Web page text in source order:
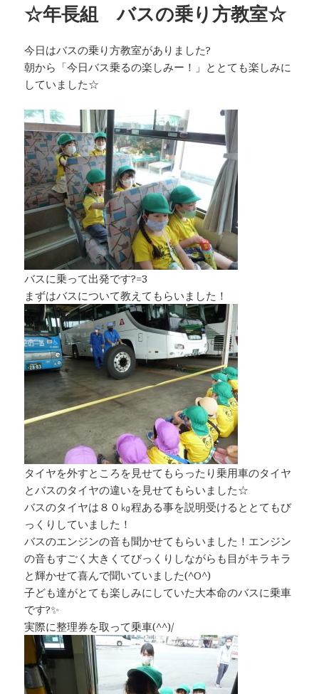
ー
☆年長組 バスの乗り方教室☆
今日はバスの乗り方教室がありました?
朝から「今日バス乗るの楽しみー！」ととても楽しみに
していました☆
バスに乗って出発です?=3
まずはバスについて教えてもらいました！
タイヤを外すところを見せてもらったり乗用車のタイヤ
とバスのタイヤの違いを見せてもらいました☆
バスのタイヤは８０㎏程ある事を説明受けるととてもび
っくりしていました！
バスのエンジンの音も聞かせてもらいました！エンジン
の音もすごく大きくてびっくりしながらも目がキラキラ
と輝かせて喜んで聞いていました(^O^)
子ども達がとても楽しみにしていた大本命のバスに乗車
です?✨
実際に整理券を取って乗車(^^)/